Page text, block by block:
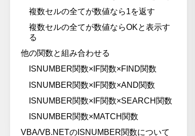
複数セルの全てが数値なら1を返す
複数セルの全てが数値ならOKと表示す
る
他の関数と組み合わせる
ISNUMBER関数×IF関数×FIND関数
ISNUMBER関数×IF関数×AND関数
ISNUMBER関数×IF関数×SEARCH関数
ISNUMBER関数×MATCH関数
VBA/VB.NETのISNUMBER関数について